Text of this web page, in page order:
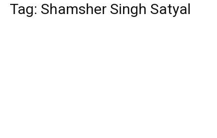
Tag: Shamsher Singh Satyal